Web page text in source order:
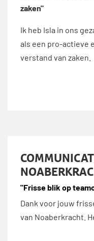
zaken"
Ik heb Isla in ons
als een pro-actieve
verstand van zaken.
"Frisse blik op
Dank voor jouw
van Noaberkracht.